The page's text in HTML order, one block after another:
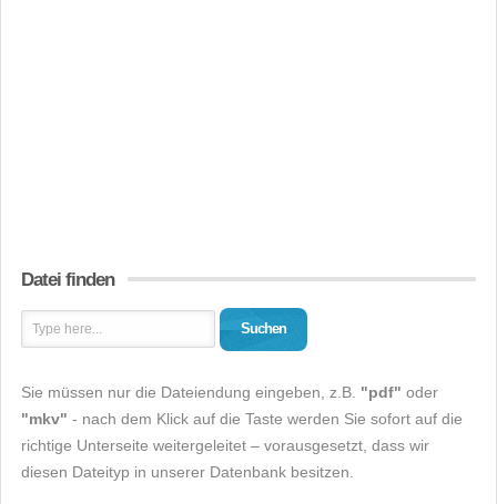
Datei finden
Suchen
Sie müssen nur die Dateiendung eingeben, z.B. "pdf" oder
"mkv" - nach dem Klick auf die Taste werden Sie sofort auf die
richtige Unterseite weitergeleitet – vorausgesetzt, dass wir
diesen Dateityp in unserer Datenbank besitzen.